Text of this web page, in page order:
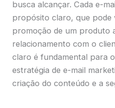
busca alcançar. Cada e-
propósito claro, que pode
promoção de um produto
relacionamento com o
claro é fundamental para
estratégia de e-mail
criação do conteúdo e a